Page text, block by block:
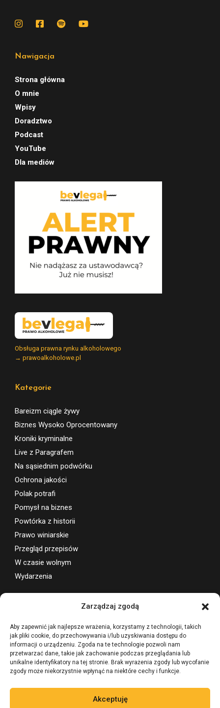
Zarządzaj zgodą
Aby zapewnić jak najlepsze wrażenia, korzystamy z technologii, takich
jak pliki cookie, do przechowywania i/lub uzyskiwania dostępu do
informacji o urządzeniu. Zgoda na te technologie pozwoli nam
przetwarzać dane, takie jak zachowanie podczas przeglądania lub
unikalne identyfikatory na tej stronie. Brak wyrażenia zgody lub wycofanie
zgody może niekorzystnie wpłynąć na niektóre cechy i funkcje.
Akceptuję
Nawigacja
Strona główna
O mnie
Wpisy
Doradztwo
Podcast
YouTube
Dla mediów
Obsługa prawna rynku alkoholowego
→ prawoalkoholowe.pl
Kategorie
Bareizm ciągle żywy
Biznes Wysoko Oprocentowany
Kroniki kryminalne
Live z Paragrafem
Na sąsiednim podwórku
Ochrona jakości
Polak potrafi
Pomysł na biznes
Powtórka z historii
Prawo winiarskie
Przegląd przepisów
W czasie wolnym
Wydarzenia